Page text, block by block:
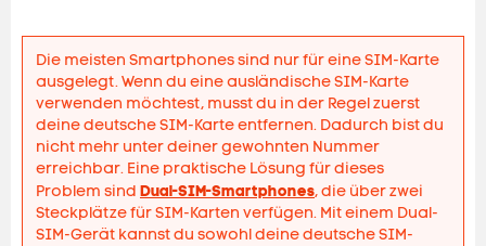
Die meisten Smartphones sind nur für eine SIM-Karte
ausgelegt. Wenn du eine ausländische SIM-Karte
verwenden möchtest, musst du in der Regel zuerst
deine deutsche SIM-Karte entfernen. Dadurch bist du
nicht mehr unter deiner gewohnten Nummer
erreichbar. Eine praktische Lösung für dieses
Problem sind Dual-SIM-Smartphones, die über zwei
Steckplätze für SIM-Karten verfügen. Mit einem Dual-
SIM-Gerät kannst du sowohl deine deutsche SIM-